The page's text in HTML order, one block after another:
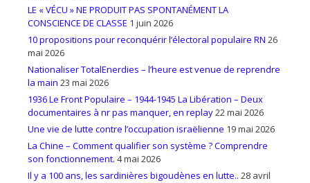
LE « VÉCU » NE PRODUIT PAS SPONTANÉMENT LA
CONSCIENCE DE CLASSE 1 juin 2026
10 propositions pour reconquérir l’électoral populaire RN 26
mai 2026
Nationaliser TotalEnerdies – l’heure est venue de reprendre
la main 23 mai 2026
1936 Le Front Populaire – 1944-1945 La Libération – Deux
documentaires à nr pas manquer, en replay22 mai 2026
Une vie de lutte contre l’occupation israëlienne 19 mai 2026
La Chine – Comment qualifier son système ? Comprendre
son fonctionnement. 4 mai 2026
Il y a 100 ans, les sardinières bigoudènes en lutte.. 28 avril